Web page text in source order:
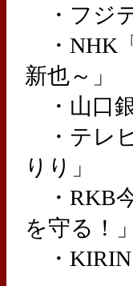
・フジ
・NHK
新也～」
・山口
・テレ
りり」
・RKB
を守る！」
・KIRIN